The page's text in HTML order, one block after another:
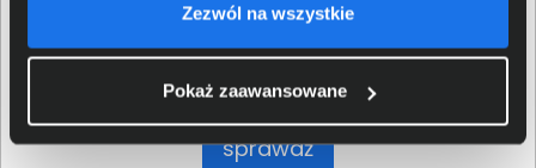
Zezwól na wszystkie
Pokaż zaawansowane
Sprawdź produkty
objęte promocją!
sprawdź